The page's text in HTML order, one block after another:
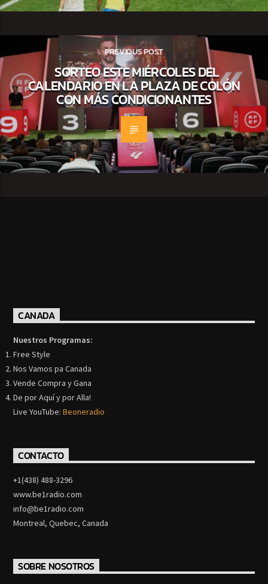
PREVIOUS POST
SORTEO ESTE MIÉRCOLES DEL
CALENDARIO EN LA PLAZA DE COLÓN
CON MÁS CONDICIONANTES
CANADA
Nuestros Programas:
Free Style
Nos Vamos pa Canada
Vende Compra y Gana
De por Aquí y por Alla!
Live YouTube:Beoneradio
CONTACTO
+1(438) 488-3296
www.be1radio.com
info@be1radio.com
Montreal, Quebec, Canada
SOBRE NOSOTROS